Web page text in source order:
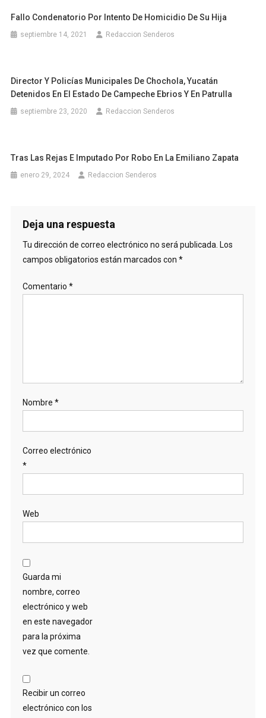
Fallo Condenatorio Por Intento De Homicidio De Su Hija
septiembre 14, 2021 Redaccion Senderos
Director Y Policías Municipales De Chochola, Yucatán
Detenidos En El Estado De Campeche Ebrios Y En Patrulla
septiembre 23, 2020 Redaccion Senderos
Tras Las Rejas E Imputado Por Robo En La Emiliano Zapata
enero 29, 2024 Redaccion Senderos
Deja una respuesta
Tu dirección de correo electrónico no será publicada. Los
campos obligatorios están marcados con *
Comentario *
Nombre *
Correo electrónico
*
Web
Guarda mi
nombre, correo
electrónico y web
en este navegador
para la próxima
vez que comente.
Recibir un correo
electrónico con los